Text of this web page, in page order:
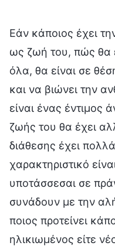
Εάν κάποιος έχει
ως ζωή του, πώς θα
όλα, θα είναι σε
και να βιώνει την
είναι ένας έντιμος
ζωής του θα έχει
διάθεσης έχει
χαρακτηριστικό
υποτάσσεσαι σε
συνάδουν με την
ποιος προτείνει
ηλικιωμένος είτε